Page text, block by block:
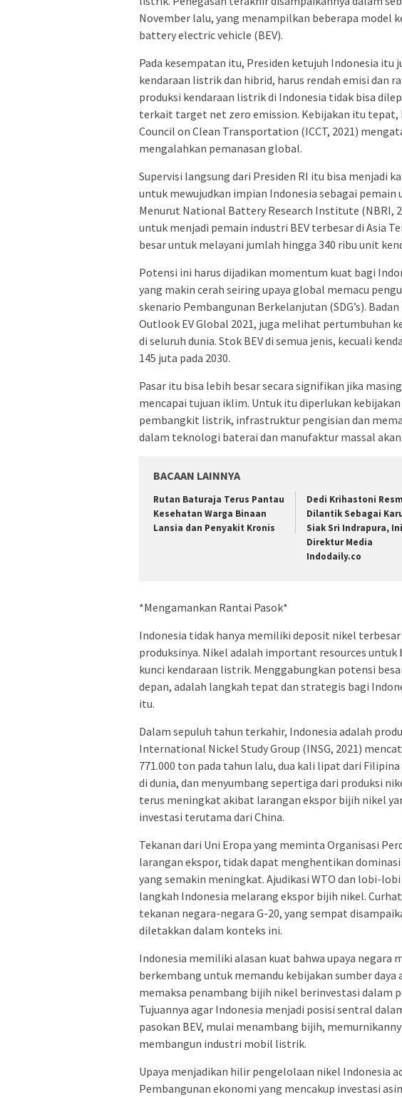
November lalu, yang menampilkan beberapa model
battery electric vehicle (BEV).
Pada kesempatan itu, Presiden ketujuh Indonesia itu
kendaraan listrik dan hibrid, harus rendah emisi dan
produksi kendaraan listrik di Indonesia tidak bisa
terkait target net zero emission. Kebijakan itu
Council on Clean Transportation (ICCT, 2021)
mengalahkan pemanasan global.
Supervisi langsung dari Presiden RI itu bisa menjadi
untuk mewujudkan impian Indonesia sebagai
Menurut National Battery Research Institute (NBRI,
untuk menjadi pemain industri BEV terbesar di Asia
besar untuk melayani jumlah hingga 340 ribu unit
Potensi ini harus dijadikan momentum kuat bagi
yang makin cerah seiring upaya global memacu
skenario Pembangunan Berkelanjutan (SDG’s).
Outlook EV Global 2021, juga melihat pertumbuhan
di seluruh dunia. Stok BEV di semua jenis, kecuali
145 juta pada 2030.
Pasar itu bisa lebih besar secara signifikan jika
mencapai tujuan iklim. Untuk itu diperlukan
pembangkit listrik, infrastruktur pengisian dan
dalam teknologi baterai dan manufaktur massal akan
BACAAN LAINNYA
Rutan Baturaja Terus Pantau
Kesehatan Warga Binaan
Lansia dan Penyakit Kronis
Dedi Krihastoni
Dilantik Sebagai
Siak Sri Indrapura,
Direktur Media
Indodaily.co
*Mengamankan Rantai Pasok*
Indonesia tidak hanya memiliki deposit nikel
produksinya. Nikel adalah important resources
kunci kendaraan listrik. Menggabungkan potensi
depan, adalah langkah tepat dan strategis bagi
itu.
Dalam sepuluh tahun terkahir, Indonesia adalah
International Nickel Study Group (INSG, 2021)
771.000 ton pada tahun lalu, dua kali lipat dari
di dunia, dan menyumbang sepertiga dari produksi
terus meningkat akibat larangan ekspor bijih nikel
investasi terutama dari China.
Tekanan dari Uni Eropa yang meminta Organisasi
larangan ekspor, tidak dapat menghentikan
yang semakin meningkat. Ajudikasi WTO dan lobi-
langkah Indonesia melarang ekspor bijih nikel.
tekanan negara-negara G-20, yang sempat
diletakkan dalam konteks ini.
Indonesia memiliki alasan kuat bahwa upaya negara
berkembang untuk memandu kebijakan sumber
memaksa penambang bijih nikel berinvestasi dalam
Tujuannya agar Indonesia menjadi posisi sentral
pasokan BEV, mulai menambang bijih,
membangun industri mobil listrik.
Upaya menjadikan hilir pengelolaan nikel Indonesia
Pembangunan ekonomi yang mencakup investasi